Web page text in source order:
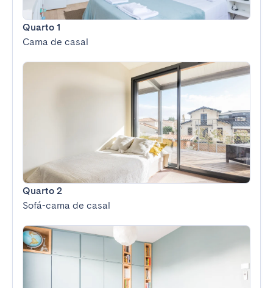
Quarto 1
Cama de casal
Quarto 2
Sofá-cama de casal